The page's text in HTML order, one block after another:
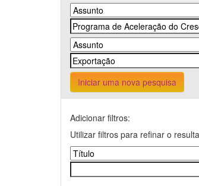
Iniciar uma nova pesquisa
Adicionar filtros:
Utilizar filtros para refinar o